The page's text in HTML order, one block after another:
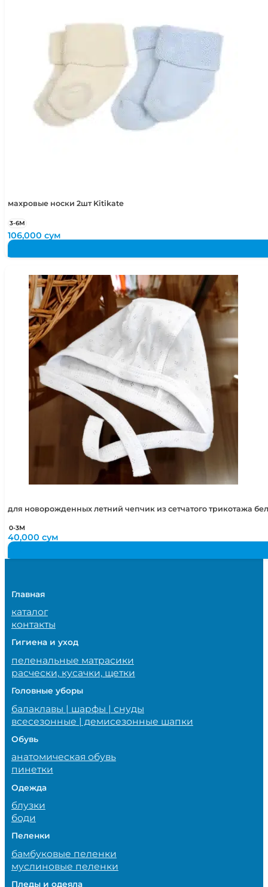
махровые носки 2шт Kitikate
3-6М
106,000сум
для новорожденных летний чепчик из сетчатого трикотажа
0-3М
40,000сум
Главная
каталог
контакты
Гигиена и уход
пеленальные матрасики
расчески, кусачки, щетки
Головные уборы
балаклавы | шарфы | снуды
всесезонные | демисезонные шапки
Обувь
анатомическая обувь
пинетки
Одежда
блузки
боди
Пеленки
бамбуковые пеленки
муслиновые пеленки
Пледы и одеяла